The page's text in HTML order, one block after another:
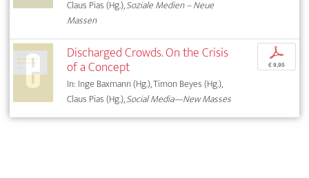
Claus Pias (Hg.),Soziale Medien – Neue
Massen
Discharged Crowds. On the Crisis
of a Concept
In: Inge Baxmann (Hg.), Timon Beyes (Hg.),
Claus Pias (Hg.),Social Media—New Masses
p
€ 9,95